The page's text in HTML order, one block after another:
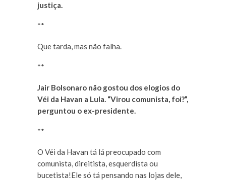
justiça.
**
Que tarda, mas não falha.
**
Jair Bolsonaro não gostou dos elogios do
Véi da Havan a Lula. “Virou comunista, foi?”,
perguntou o ex-presidente.
**
O Véi da Havan tá lá preocupado com
comunista, direitista, esquerdista ou
bucetista!Ele só tá pensando nas lojas dele,